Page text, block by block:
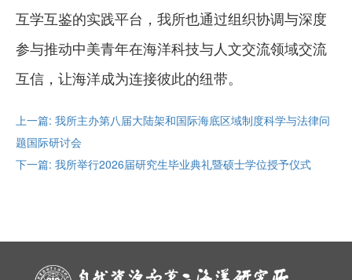
互学互鉴的实践平台，我所也通过组织协调与深度
参与推动中美青年在海洋科技与人文交流领域交流
互信，让海洋成为连接彼此的纽带。
上一篇: 我所主办第八届大陆架和国际海底区域制度科学与法律问
题国际研讨会
下一篇: 我所举行2026届研究生毕业典礼暨硕士学位授予仪式